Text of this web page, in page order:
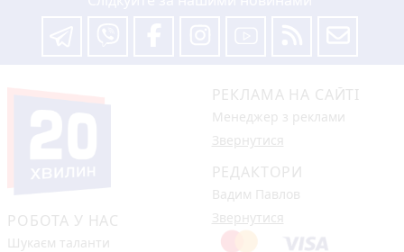
РОБОТА У НАС
Шукаєм таланти
РЕКЛАМА НА САЙТІ
Менеджер з реклами
Звернутися
РЕДАКТОРИ
Вадим Павлов
Звернутися